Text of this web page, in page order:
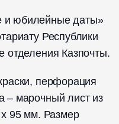
и юбилейные даты»
Республики
отделения Казпочты.
перфорация
– марочный лист из
95 мм. Размер